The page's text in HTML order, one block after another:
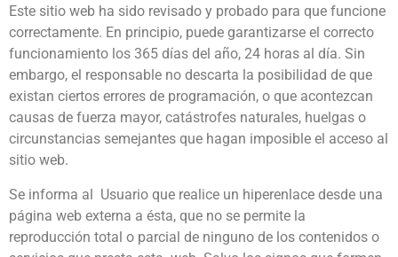
Este sitio web ha sido revisado y probado para que funcione
correctamente. En principio, puede garantizarse el correcto
funcionamiento los 365 días del año, 24 horas al día. Sin
embargo, el responsable no descarta la posibilidad de que
existan ciertos errores de programación, o que acontezcan
causas de fuerza mayor, catástrofes naturales, huelgas o
circunstancias semejantes que hagan imposible el acceso al
sitio web.
Se informa al Usuario que realice un hiperenlace desde una
página web externa a ésta, que no se permite la
reproducción total o parcial de ninguno de los contenidos o